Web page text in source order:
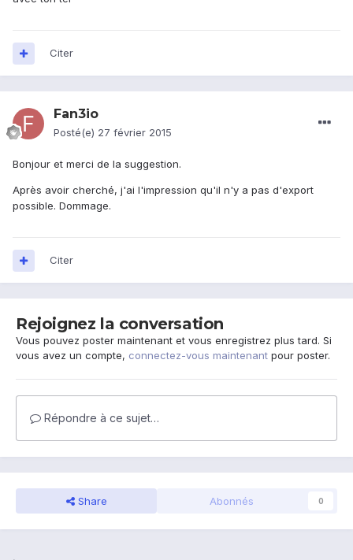
Citer
Fan3io
Posté(e) 27 février 2015
Bonjour et merci de la suggestion.
Après avoir cherché, j'ai l'impression qu'il n'y a pas d'export
possible. Dommage.
Citer
Rejoignez la conversation
Vous pouvez poster maintenant et vous enregistrez plus tard. Si
vous avez un compte, connectez-vous maintenant pour poster.
Répondre à ce sujet…
Share Abonnés 0